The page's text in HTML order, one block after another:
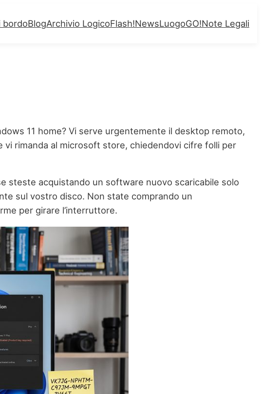
bordoBlogArchivio LogicoFlash!NewsLuogoGO!Note Legali
11 home? Vi serve urgentemente il desktop remoto,
vi rimanda al microsoft store, chiedendovi cifre folli per
steste acquistando un software nuovo scaricabile solo
sul vostro disco. Non state comprando un
per girare l’interruttore.